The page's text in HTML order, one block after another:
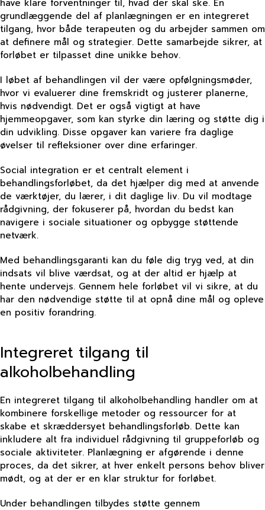
have klare forventninger til, hvad der skal ske. En
grundlæggende del af planlægningen er en integreret
tilgang, hvor både terapeuten og du arbejder sammen om
at definere mål og strategier. Dette samarbejde sikrer, at
forløbet er tilpasset dine unikke behov.
I løbet af behandlingen vil der være opfølgningsmøder,
hvor vi evaluerer dine fremskridt og justerer planerne,
hvis nødvendigt. Det er også vigtigt at have
hjemmeopgaver, som kan styrke din læring og støtte dig i
din udvikling. Disse opgaver kan variere fra daglige
øvelser til refleksioner over dine erfaringer.
Social integration er et centralt element i
behandlingsforløbet, da det hjælper dig med at anvende
de værktøjer, du lærer, i dit daglige liv. Du vil modtage
rådgivning, der fokuserer på, hvordan du bedst kan
navigere i sociale situationer og opbygge støttende
netværk.
Med behandlingsgaranti kan du føle dig tryg ved, at din
indsats vil blive værdsat, og at der altid er hjælp at
hente undervejs. Gennem hele forløbet vil vi sikre, at du
har den nødvendige støtte til at opnå dine mål og opleve
en positiv forandring.
Integreret tilgang til
alkoholbehandling
En integreret tilgang til alkoholbehandling handler om at
kombinere forskellige metoder og ressourcer for at
skabe et skræddersyet behandlingsforløb. Dette kan
inkludere alt fra individuel rådgivning til gruppeforløb og
sociale aktiviteter. Planlægning er afgørende i denne
proces, da det sikrer, at hver enkelt persons behov bliver
mødt, og at der er en klar struktur for forløbet.
Under behandlingen tilbydes støtte gennem